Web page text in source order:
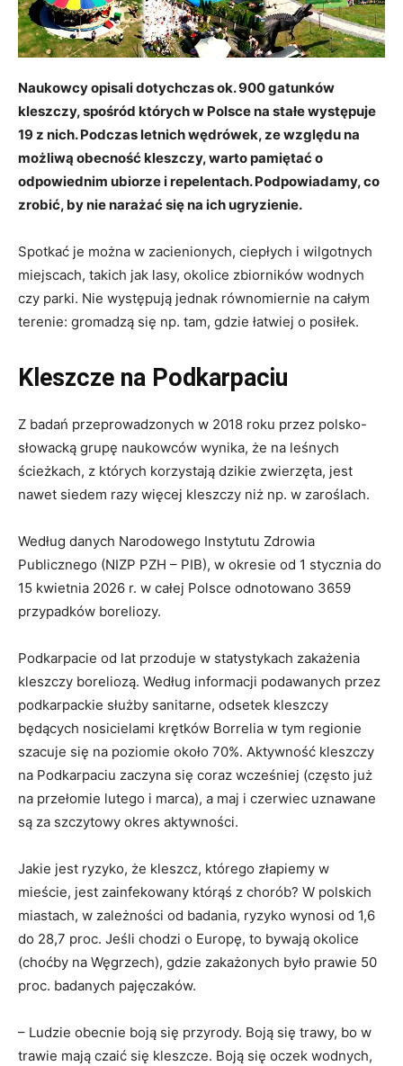
Naukowcy opisali dotychczas ok. 900 gatunków
kleszczy, spośród których w Polsce na stałe występuje
19 z nich. Podczas letnich wędrówek, ze względu na
możliwą obecność kleszczy, warto pamiętać o
odpowiednim ubiorze i repelentach. Podpowiadamy, co
zrobić, by nie narażać się na ich ugryzienie.
Spotkać je można w zacienionych, ciepłych i wilgotnych
miejscach, takich jak lasy, okolice zbiorników wodnych
czy parki. Nie występują jednak równomiernie na całym
terenie: gromadzą się np. tam, gdzie łatwiej o posiłek.
Kleszcze na Podkarpaciu
Z badań przeprowadzonych w 2018 roku przez polsko-
słowacką grupę naukowców wynika, że na leśnych
ścieżkach, z których korzystają dzikie zwierzęta, jest
nawet siedem razy więcej kleszczy niż np. w zaroślach.
Według danych Narodowego Instytutu Zdrowia
Publicznego (NIZP PZH – PIB), w okresie od 1 stycznia do
15 kwietnia 2026 r. w całej Polsce odnotowano 3659
przypadków boreliozy.
Podkarpacie od lat przoduje w statystykach zakażenia
kleszczy boreliozą. Według informacji podawanych przez
podkarpackie służby sanitarne, odsetek kleszczy
będących nosicielami krętków Borrelia w tym regionie
szacuje się na poziomie około 70%. Aktywność kleszczy
na Podkarpaciu zaczyna się coraz wcześniej (często już
na przełomie lutego i marca), a maj i czerwiec uznawane
są za szczytowy okres aktywności.
Jakie jest ryzyko, że kleszcz, którego złapiemy w
mieście, jest zainfekowany którąś z chorób? W polskich
miastach, w zależności od badania, ryzyko wynosi od 1,6
do 28,7 proc. Jeśli chodzi o Europę, to bywają okolice
(choćby na Węgrzech), gdzie zakażonych było prawie 50
proc. badanych pajęczaków.
– Ludzie obecnie boją się przyrody. Boją się trawy, bo w
trawie mają czaić się kleszcze. Boją się oczek wodnych,